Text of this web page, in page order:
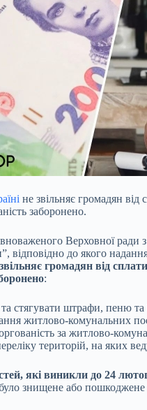
не звільняє громадян
заборонено.
Верховної
відповідно до якого
громадян від
:
стягувати штрафи, пеню
житлово-комунальних
за житлово-
територій, на яких
які виникли до 24
знищене або пошкоджене